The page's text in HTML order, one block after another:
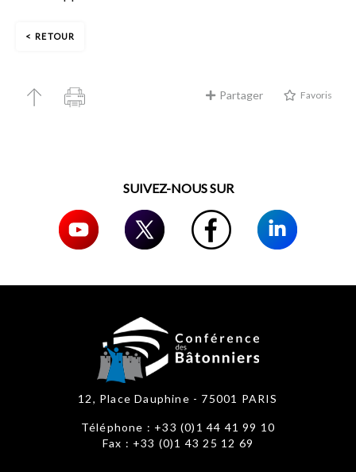
RETOUR
Partager Favoris
SUIVEZ-NOUS SUR
12, Place Dauphine - 75001 PARIS
Téléphone : +33 (0)1 44 41 99 10
Fax : +33 (0)1 43 25 12 69